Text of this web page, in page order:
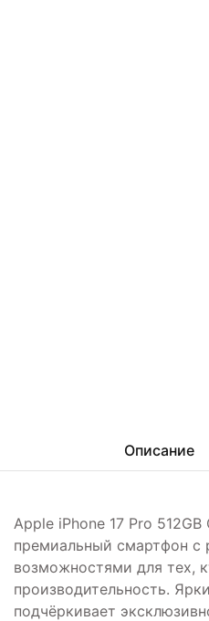
Описание
Apple iPhone 17 Pro
премиальный смартфон с
возможностями для тех,
производительность.
подчёркивает